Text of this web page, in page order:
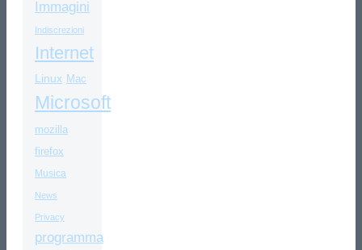
Immagini
Indiscrezioni
Internet
Linux Mac
Microsoft
mozilla
firefox
Musica
News
Privacy
programma